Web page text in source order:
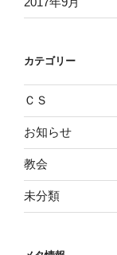
カテゴリー
ＣＳ
お知らせ
教会
未分類